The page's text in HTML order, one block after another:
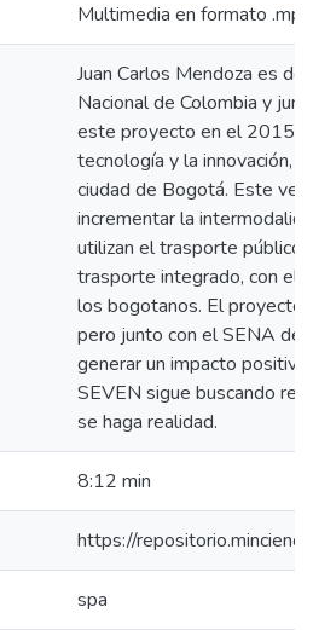
Multimedia en formato .mp4
Juan Carlos Mendoza es
Nacional de Colombia y
este proyecto en el 2015,
tecnología y la innovación,
ciudad de Bogotá. Este
incrementar la
utilizan el trasporte público
trasporte integrado, con el
los bogotanos. El proyecto
pero junto con el SENA
generar un impacto
SEVEN sigue buscando
se haga realidad.
8:12 min
https://
spa